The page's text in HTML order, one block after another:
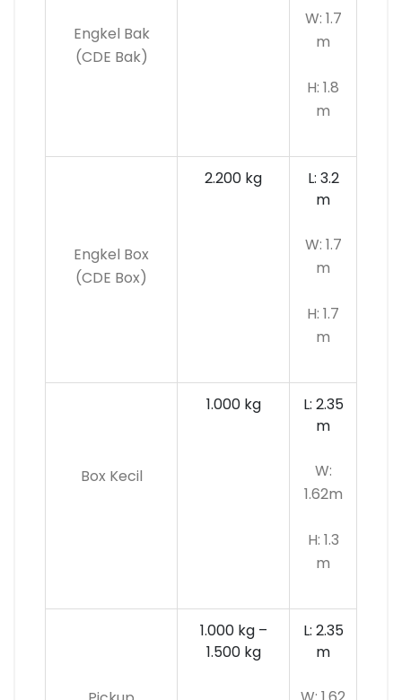
Engkel Bak
(CDE Bak)
W: 1.7
m
H: 1.8
m
Engkel Box
(CDE Box)
2.200 kg
L: 3.2
m
W: 1.7
m
H: 1.7
m
Box Kecil
1.000 kg
L: 2.35
m
W:
1.62m
H: 1.3
m
1.000 kg –
1.500 kg
L: 2.35
m